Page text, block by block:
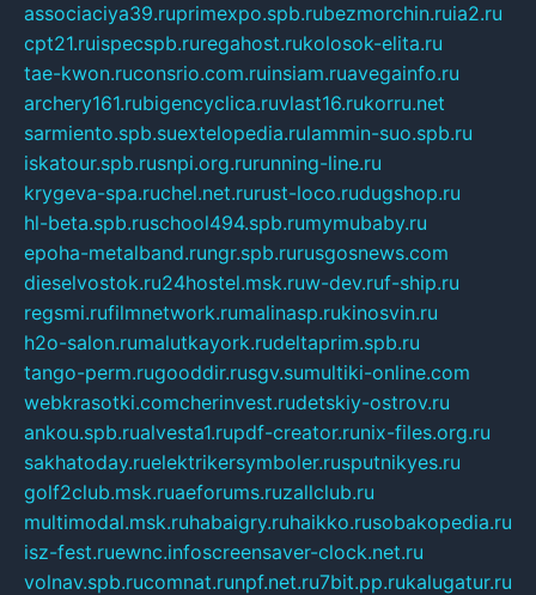
associaciya39.ruprimexpo.spb.rubezmorchin.ruia2.ru
cpt21.ruispecspb.ruregahost.rukolosok-elita.ru
tae-kwon.ruconsrio.com.ruinsiam.ruavegainfo.ru
archery161.rubigencyclica.ruvlast16.rukorru.net
sarmiento.spb.suextelopedia.rulammin-suo.spb.ru
iskatour.spb.rusnpi.org.rurunning-line.ru
krygeva-spa.ruchel.net.rurust-loco.rudugshop.ru
hl-beta.spb.ruschool494.spb.rumymubaby.ru
epoha-metalband.rungr.spb.rurusgosnews.com
dieselvostok.ru24hostel.msk.ruw-dev.ruf-ship.ru
regsmi.rufilmnetwork.rumalinasp.rukinosvin.ru
h2o-salon.rumalutkayork.rudeltaprim.spb.ru
tango-perm.rugooddir.rusgv.sumultiki-online.com
webkrasotki.comcherinvest.rudetskiy-ostrov.ru
ankou.spb.rualvesta1.rupdf-creator.runix-files.org.ru
sakhatoday.ruelektrikersymboler.rusputnikyes.ru
golf2club.msk.ruaeforums.ruzallclub.ru
multimodal.msk.ruhabaigry.ruhaikko.rusobakopedia.ru
isz-fest.ruewnc.infoscreensaver-clock.net.ru
volnav.spb.rucomnat.runpf.net.ru7bit.pp.rukalugatur.ru